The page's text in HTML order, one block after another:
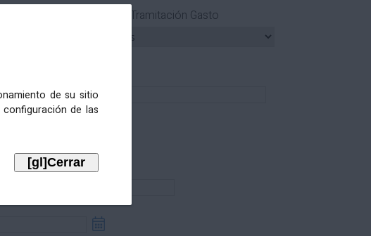
de su sitio
de las
Tipo Tramitación Gasto